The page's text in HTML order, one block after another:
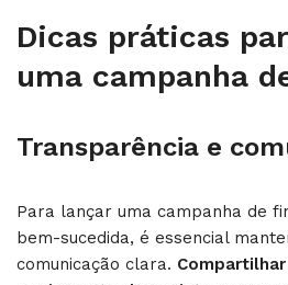
Dicas práticas
uma campanha
Transparência e
Para lançar uma campanha de
bem-sucedida, é essencial
comunicação clara.